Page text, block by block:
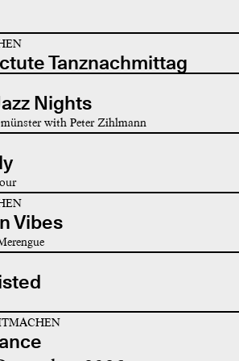
Tanznachmittag
Nights
with Peter Zihlmann
Vibes